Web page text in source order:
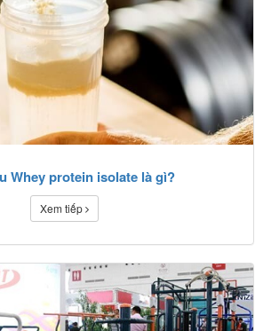
Whey protein isolate là gì?
Xem tiếp